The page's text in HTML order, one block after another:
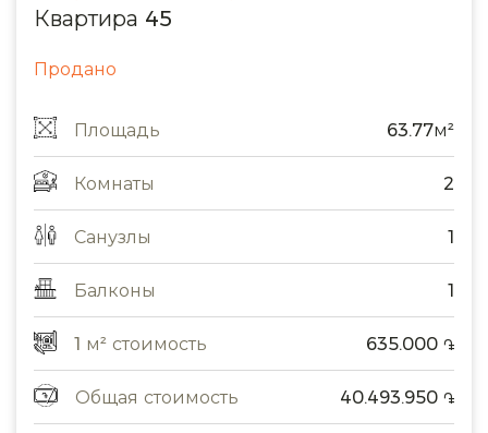
Квартира 45
Продано
Площадь 63.77м²
Комнаты 2
Санузлы 1
Балконы 1
1 м² стоимость 635.000 ֏
Общая стоимость 40.493.950 ֏